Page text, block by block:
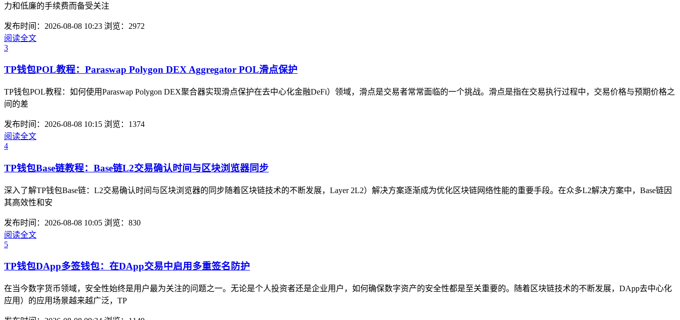
力和低廉的手续费而备受关注
发布时间：2026-08-08 10:23 浏览：2972
阅读全文
3
TP钱包POL教程：Paraswap Polygon DEX Aggregator POL滑点保护
TP钱包POL教程：如何使用Paraswap Polygon DEX聚合器实现滑点保护在去中心化金融DeFi）领域，滑点是交易者常常面临的一个挑战。滑点是指在交易执行过程中，交易价格与预期价格之
间的差
发布时间：2026-08-08 10:15 浏览：1374
阅读全文
4
TP钱包Base链教程：Base链L2交易确认时间与区块浏览器同步
深入了解TP钱包Base链：L2交易确认时间与区块浏览器的同步随着区块链技术的不断发展，Layer 2L2）解决方案逐渐成为优化区块链网络性能的重要手段。在众多L2解决方案中，Base链因
其高效性和安
发布时间：2026-08-08 10:05 浏览：830
阅读全文
5
TP钱包DApp多签钱包：在DApp交易中启用多重签名防护
在当今数字货币领域，安全性始终是用户最为关注的问题之一。无论是个人投资者还是企业用户，如何确保数字资产的安全性都是至关重要的。随着区块链技术的不断发展，DApp去中心化
应用）的应用场景越来越广泛，TP